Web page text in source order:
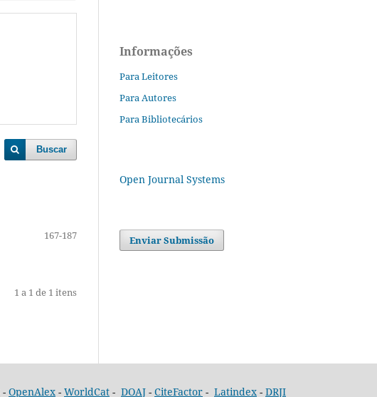
Buscar
167-187
1 a 1 de 1 itens
Informações
Para Leitores
Para Autores
Para Bibliotecários
Open Journal Systems
Enviar Submissão
- OpenAlex - WorldCat - DOAJ - CiteFactor - Latindex - DRJI